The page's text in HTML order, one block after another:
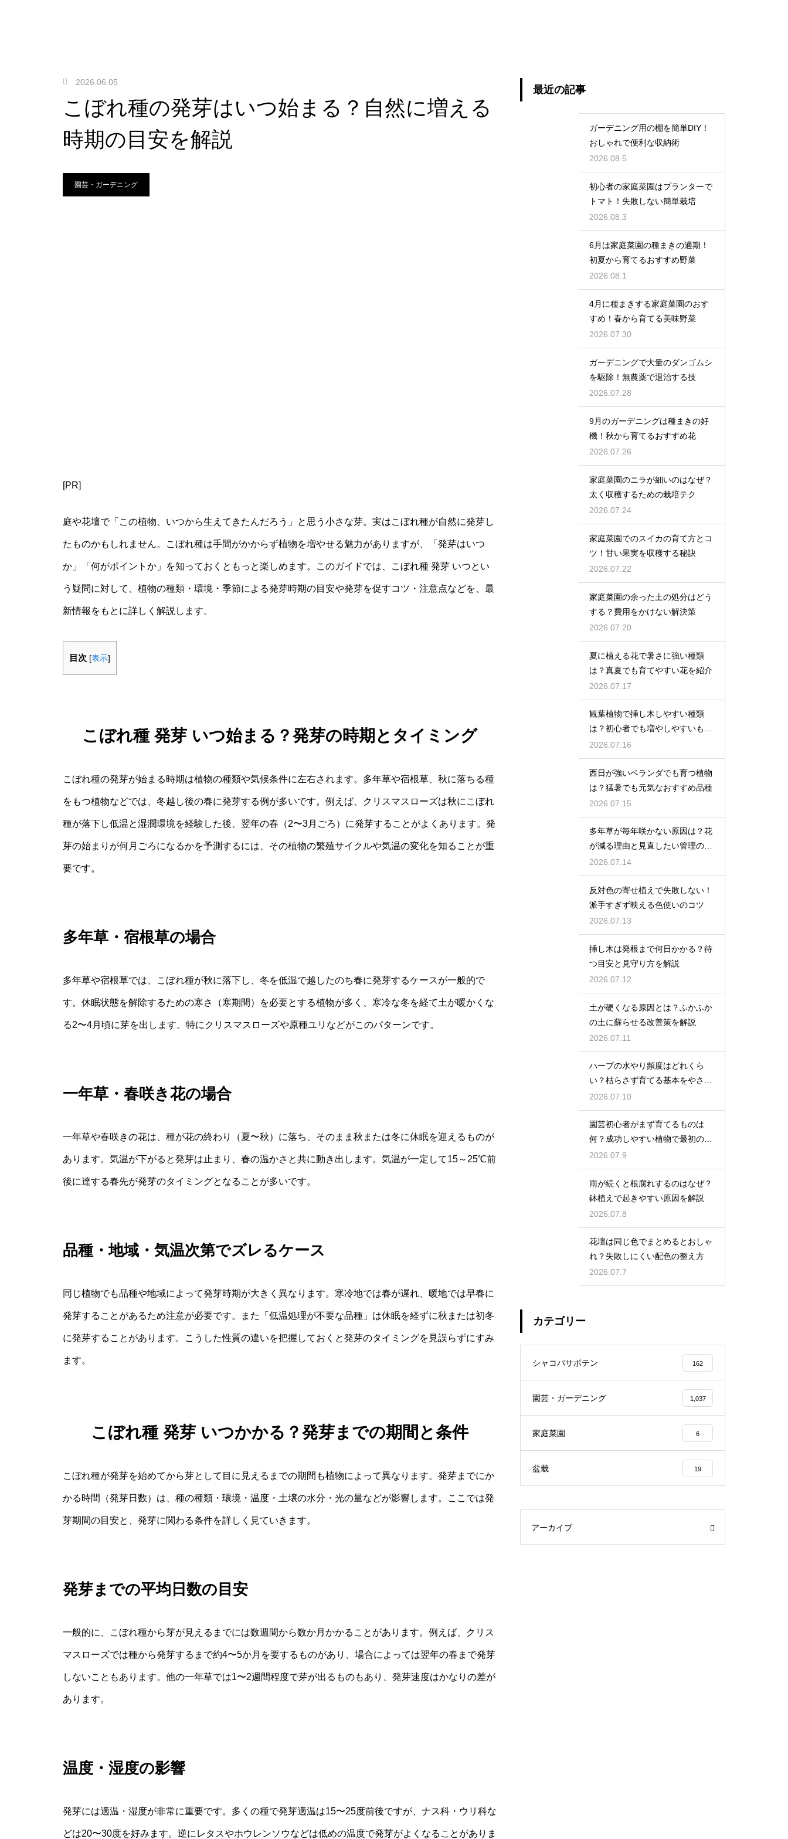
2026.06.05
こぼれ種の発芽はいつ始まる？自然に増える
時期の目安を解説
園芸・ガーデニング
[PR]
庭や花壇で「この植物、いつから生えてきたんだろう」と思う小さな芽。実はこぼれ種が自然に発芽し
たものかもしれません。こぼれ種は手間がかからず植物を増やせる魅力がありますが、「発芽はいつ
か」「何がポイントか」を知っておくともっと楽しめます。このガイドでは、こぼれ種 発芽 いつとい
う疑問に対して、植物の種類・環境・季節による発芽時期の目安や発芽を促すコツ・注意点などを、最
新情報をもとに詳しく解説します。
目次 [表示]
こぼれ種 発芽 いつ始まる？発芽の時期とタイミング
こぼれ種の発芽が始まる時期は植物の種類や気候条件に左右されます。多年草や宿根草、秋に落ちる種
をもつ植物などでは、冬越し後の春に発芽する例が多いです。例えば、クリスマスローズは秋にこぼれ
種が落下し低温と湿潤環境を経験した後、翌年の春（2〜3月ごろ）に発芽することがよくあります。発
芽の始まりが何月ごろになるかを予測するには、その植物の繁殖サイクルや気温の変化を知ることが重
要です。
多年草・宿根草の場合
多年草や宿根草では、こぼれ種が秋に落下し、冬を低温で越したのち春に発芽するケースが一般的で
す。休眠状態を解除するための寒さ（寒期間）を必要とする植物が多く、寒冷な冬を経て土が暖かくな
る2〜4月頃に芽を出します。特にクリスマスローズや原種ユリなどがこのパターンです。
一年草・春咲き花の場合
一年草や春咲きの花は、種が花の終わり（夏〜秋）に落ち、そのまま秋または冬に休眠を迎えるものが
あります。気温が下がると発芽は止まり、春の温かさと共に動き出します。気温が一定して15～25℃前
後に達する春先が発芽のタイミングとなることが多いです。
品種・地域・気温次第でズレるケース
同じ植物でも品種や地域によって発芽時期が大きく異なります。寒冷地では春が遅れ、暖地では早春に
発芽することがあるため注意が必要です。また「低温処理が不要な品種」は休眠を経ずに秋または初冬
に発芽することがあります。こうした性質の違いを把握しておくと発芽のタイミングを見誤らずにすみ
ます。
こぼれ種 発芽 いつかかる？発芽までの期間と条件
こぼれ種が発芽を始めてから芽として目に見えるまでの期間も植物によって異なります。発芽までにか
かる時間（発芽日数）は、種の種類・環境・温度・土壌の水分・光の量などが影響します。ここでは発
芽期間の目安と、発芽に関わる条件を詳しく見ていきます。
発芽までの平均日数の目安
一般的に、こぼれ種から芽が見えるまでには数週間から数か月かかることがあります。例えば、クリス
マスローズでは種から発芽するまで約4〜5か月を要するものがあり、場合によっては翌年の春まで発芽
しないこともあります。他の一年草では1〜2週間程度で芽が出るものもあり、発芽速度はかなりの差が
あります。
温度・湿度の影響
発芽には適温・湿度が非常に重要です。多くの種で発芽適温は15〜25度前後ですが、ナス科・ウリ科な
どは20〜30度を好みます。逆にレタスやホウレンソウなどは低めの温度で発芽がよくなることがありま
最近の記事
ガーデニング用の棚を簡単DIY！
おしゃれで便利な収納術
2026.08.5
初心者の家庭菜園はプランターで
トマト！失敗しない簡単栽培
2026.08.3
6月は家庭菜園の種まきの適期！
初夏から育てるおすすめ野菜
2026.08.1
4月に種まきする家庭菜園のおす
すめ！春から育てる美味野菜
2026.07.30
ガーデニングで大量のダンゴムシ
を駆除！無農薬で退治する技
2026.07.28
9月のガーデニングは種まきの好
機！秋から育てるおすすめ花
2026.07.26
家庭菜園のニラが細いのはなぜ？
太く収穫するための栽培テク
2026.07.24
家庭菜園でのスイカの育て方とコ
ツ！甘い果実を収穫する秘訣
2026.07.22
家庭菜園の余った土の処分はどう
する？費用をかけない解決策
2026.07.20
夏に植える花で暑さに強い種類
は？真夏でも育てやすい花を紹介
2026.07.17
観葉植物で挿し木しやすい種類
は？初心者でも増やしやすいもの
を紹介
2026.07.16
西日が強いベランダでも育つ植物
は？猛暑でも元気なおすすめ品種
2026.07.15
多年草が毎年咲かない原因は？花
が減る理由と見直したい管理のコ
ツ
2026.07.14
反対色の寄せ植えで失敗しない！
派手すぎず映える色使いのコツ
2026.07.13
挿し木は発根まで何日かかる？待
つ目安と見守り方を解説
2026.07.12
土が硬くなる原因とは？ふかふか
の土に蘇らせる改善策を解説
2026.07.11
ハーブの水やり頻度はどれくら
い？枯らさず育てる基本をやさし
く紹介
2026.07.10
園芸初心者がまず育てるものは
何？成功しやすい植物で最初の一
歩を踏み出そう
2026.07.9
雨が続くと根腐れするのはなぜ？
鉢植えで起きやすい原因を解説
2026.07.8
花壇は同じ色でまとめるとおしゃ
れ？失敗しにくい配色の整え方
2026.07.7
カテゴリー
シャコバサボテン 162
園芸・ガーデニング 1,037
家庭菜園 6
盆栽 19
アーカイブ